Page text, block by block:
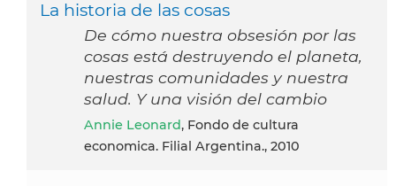
La historia de las cosas
De cómo nuestra obsesión por las
cosas está destruyendo el planeta,
nuestras comunidades y nuestra
salud. Y una visión del cambio
Annie Leonard, Fondo de cultura
economica. Filial Argentina., 2010